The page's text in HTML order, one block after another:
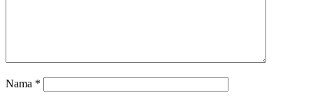
Nama *